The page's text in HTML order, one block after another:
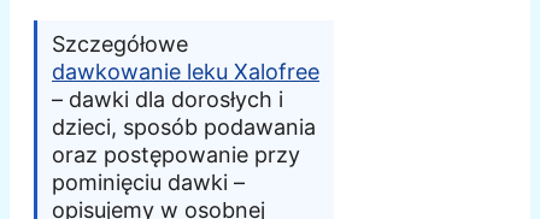
Szczegółowe
dawkowanie leku Xalofree
– dawki dla dorosłych i
dzieci, sposób podawania
oraz postępowanie przy
pominięciu dawki –
opisujemy w osobnej